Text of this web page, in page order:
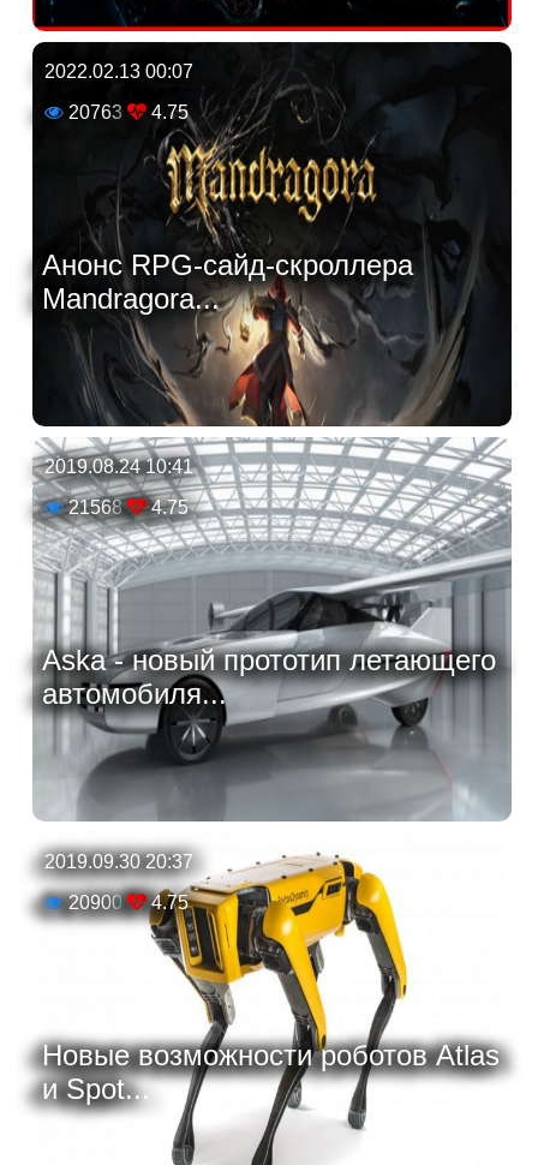
2022.02.13 00:07
20763
4.75
Анонс RPG-сайд-скроллера
Mandragora...
2019.08.24 10:41
21568
4.75
Aska - новый прототип летающего
автомобиля...
2019.09.30 20:37
20900
4.75
Новые возможности роботов Atlas
и Spot...